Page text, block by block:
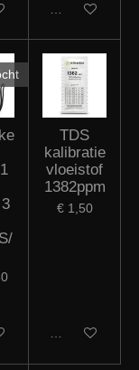
In winkelwagen
op de hoogte
TDS
kalibratie
vloeistof
1382ppm
€ 1,50
In winkelwagen